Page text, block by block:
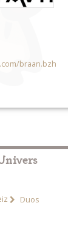
braan.bzh
Duos